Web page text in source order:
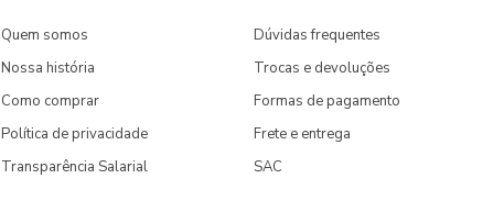
Quem somos
Nossa história
Como comprar
Política de privacidade
Transparência Salarial
Dúvidas frequentes
Trocas e devoluções
Formas de pagamento
Frete e entrega
SAC